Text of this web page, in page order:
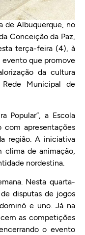
de Albuquerque, no
Conceição da Paz,
terça-feira (4), à
evento que promove
da cultura
Municipal de
Popular”, a Escola
com apresentações
região. A iniciativa
clima de animação,
nordestina.
Nesta quarta-
disputas de jogos
e uno. Já na
as competições
o evento